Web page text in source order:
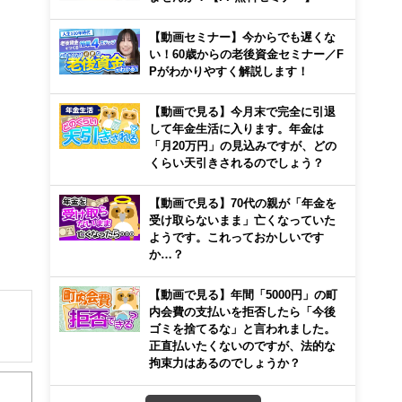
き
【動画セミナー】今からでも遅くな
い！60歳からの老後資金セミナー／F
Pがわかりやすく解説します！
【動画で見る】今月末で完全に引退
して年金生活に入ります。年金は
「月20万円」の見込みですが、どの
くらい天引きされるのでしょう？
【動画で見る】70代の親が「年金を
受け取らないまま」亡くなっていた
ようです。これっておかしいです
か…？
【動画で見る】年間「5000円」の町
内会費の支払いを拒否したら「今後
ゴミを捨てるな」と言われました。
正直払いたくないのですが、法的な
拘束力はあるのでしょうか？